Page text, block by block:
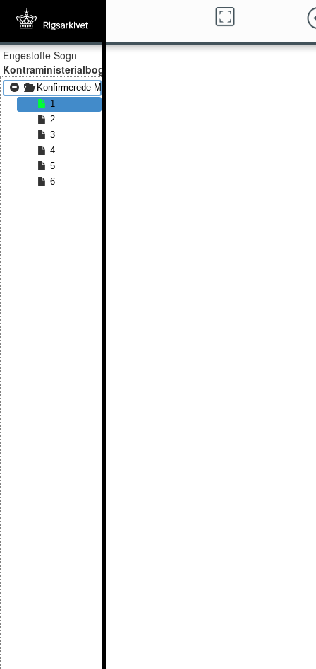
Engestofte Sogn
Kontraministerialbog
Konfirmerede Mænd 1884 - Konfirmerede Mænd 1891
1
2
3
4
5
6